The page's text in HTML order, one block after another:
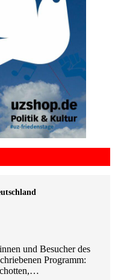
und Besucher des
Programm: